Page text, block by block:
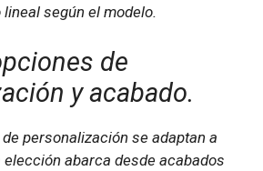
según el modelo.
de
y acabado.
personalización se adaptan a
abarca desde acabados